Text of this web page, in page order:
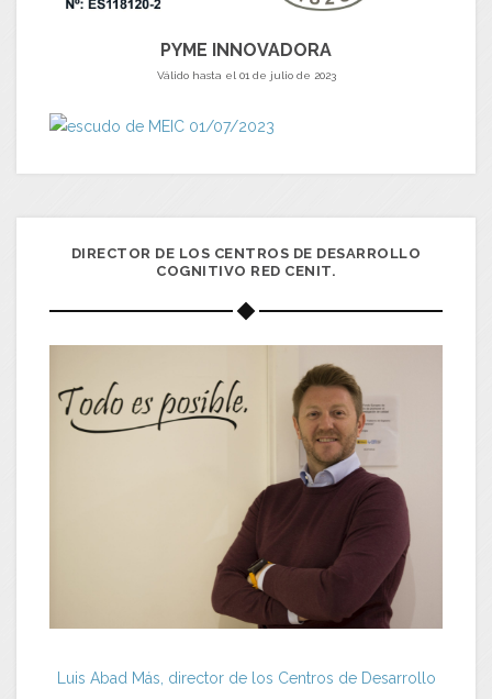
PYME INNOVADORA
Válido hasta el 01 de julio de 2023
DIRECTOR DE LOS CENTROS DE DESARROLLO
COGNITIVO RED CENIT.
Luis Abad Más, director de los Centros de Desarrollo